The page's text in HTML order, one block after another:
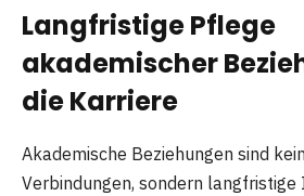
Langfristige Pflege
akademischer
die Karriere
Akademische Beziehungen sind
Verbindungen, sondern langfristige